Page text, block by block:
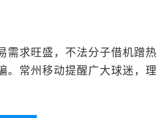
需求旺盛，不法分子借机蹭热
。常州移动提醒广大球迷，理